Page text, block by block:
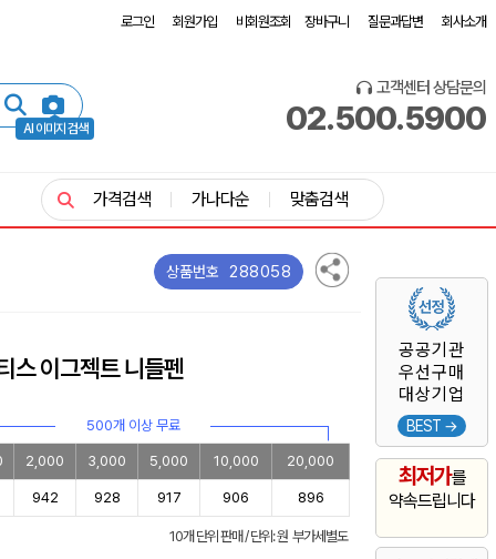
로그인 회원가입 비회원조회 장바구니 질문과답변 회사소개
AI 이미지 검색
고객센터 상담문의
02.500.5900
공공기관
우선구매
대상기업
BEST →
최저가를
약속드립니다
가격검색 가나다순 맞춤검색
상품번호 288058
스 이그젝트 니들펜
500개 이상 무료
2,000 3,000 5,000 10,000 20,000
942 928 917 906 896
10개 단위 판매 / 단위: 원 부가세별도